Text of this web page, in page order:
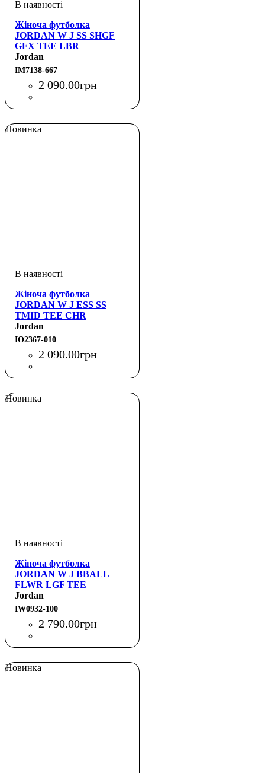
Жіноча футболка
JORDAN W J SS SHGF
GFX TEE LBR
Jordan
IM7138-667
2 090.00грн
Новинка
Жіноча футболка
JORDAN W J ESS SS
TMID TEE CHR
Jordan
IO2367-010
2 090.00грн
Новинка
Жіноча футболка
JORDAN W J BBALL
FLWR LGF TEE
Jordan
IW0932-100
2 790.00грн
Новинка